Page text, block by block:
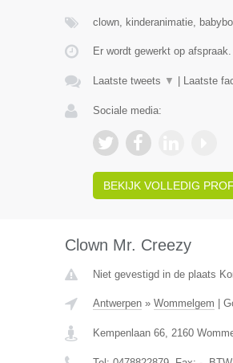
clown, kinderanimatie,
Er wordt gewerkt op afspraak.
Laatste tweets ▼ Laatste
Sociale media:
BEKIJK VOLLEDIG
Clown Mr. Creezy
Niet gevestigd in de plaats
Antwerpen» Wommelgem
Kempenlaan 66, 2160